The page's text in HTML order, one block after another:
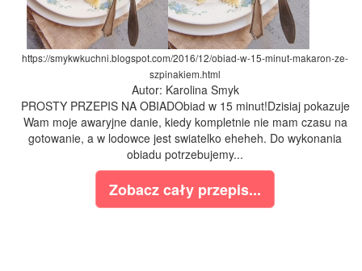
https://smykwkuchni.blogspot.com/2016/12/obiad-w-15-minut-makaron-ze-
szpinakiem.html
Autor: Karolina Smyk
PROSTY PRZEPIS NA OBIADObiad w 15 minut!Dzisiaj pokazuje
Wam moje awaryjne danie, kiedy kompletnie nie mam czasu na
gotowanie, a w lodowce jest swiatelko eheheh. Do wykonania
obiadu potrzebujemy...
Zobacz cały przepis...